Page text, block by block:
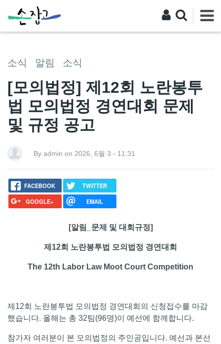
소식 알림 소식
[모의법정] 제12회 노란봉투
법 모의법정 경연대회 문제
및 규정 공고
By admin on 2026, 6월 3 - 11:31
FACEBOOK
TWITTER
GOOGLE+
EMAIL
[알림_문제 및 대회규정]
제12회 노란봉투법 모의법정 경연대회
The 12th Labor Law Moot Court Competition
제12회 노란봉투법 모의법정 경연대회의 신청접수를 마감
했습니다. 올해는 총 32팀(96명)이 예선에 함께합니다.
참가자 여러분이 본 모의법정의 주인공입니다. 예선과 본선